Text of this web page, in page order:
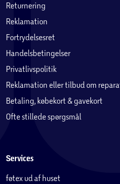
Returnering
Reklamation
Fortrydelsesret
Handelsbetingelser
Privatlivspolitik
Reklamation eller tilbud om
Betaling, købekort & gavekort
Ofte stillede spørgsmål
Services
føtex ud af huset